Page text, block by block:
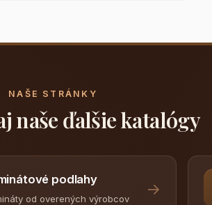
NAŠE STRÁNKY
naše ďalšie katalógy
podlahy
od overených výrobcov
→